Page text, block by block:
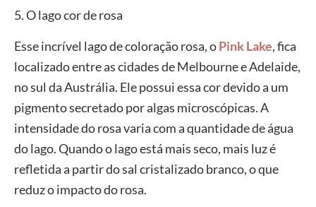
5. O lago cor de rosa
Esse incrível lago de coloração rosa, oPink Lake, fica
localizado entre as cidades de Melbourne e Adelaide,
no sul da Austrália. Ele possui essa cor devido a um
pigmento secretado por algas microscópicas. A
intensidade do rosa varia com a quantidade de água
do lago. Quando o lago está mais seco, mais luz é
refletida a partir do sal cristalizado branco, o que
reduz o impacto do rosa.